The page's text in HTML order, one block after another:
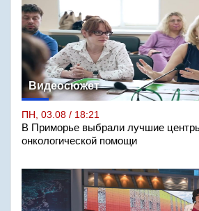
Видеосюжет
ПН, 03.08 / 18:21
В Приморье выбрали лучшие
онкологической помощи